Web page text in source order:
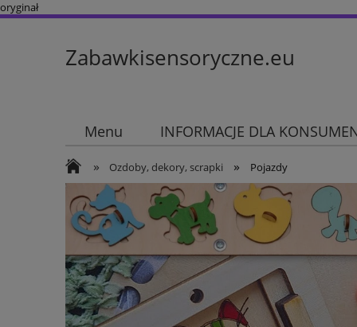
oryginał
Zabawkisensoryczne.eu
Menu INFORMACJE DLA
» Ozdoby, dekory, scrapki » Pojazdy